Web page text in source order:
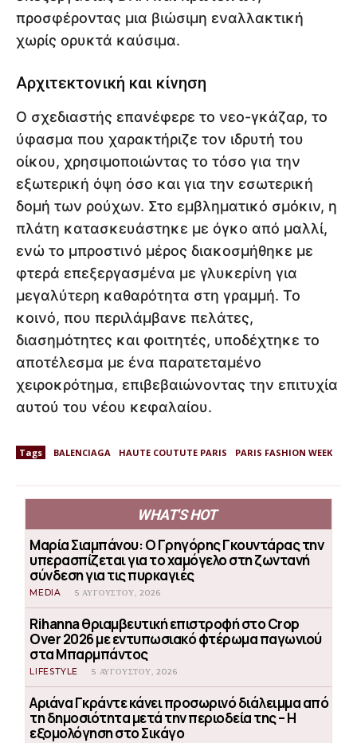
προσφέροντας μια βιώσιμη εναλλακτική
χωρίς ορυκτά καύσιμα.
Αρχιτεκτονική και κίνηση
Ο σχεδιαστής επανέφερε το νεο-γκάζαρ, το
ύφασμα που χαρακτήριζε τον ιδρυτή του
οίκου, χρησιμοποιώντας το τόσο για την
εξωτερική όψη όσο και για την εσωτερική
δομή των ρούχων. Στο εμβληματικό σμόκιν, η
πλάτη κατασκευάστηκε με όγκο από μαλλί,
ενώ το μπροστινό μέρος διακοσμήθηκε με
φτερά επεξεργασμένα με γλυκερίνη για
μεγαλύτερη καθαρότητα στη γραμμή. Το
κοινό, που περιλάμβανε πελάτες,
διασημότητες και φοιτητές, υποδέχτηκε το
αποτέλεσμα με ένα παρατεταμένο
χειροκρότημα, επιβεβαιώνοντας την επιτυχία
αυτού του νέου κεφαλαίου.
Tags BALENCIAGA HAUTE COUTUTE PARIS PARIS FASHION WEEK
WHAT'S HOT
Μαρία Σιαμπάνου: Ο Γρηγόρης Γκουντάρας την
υπερασπίζεται για το χαμόγελο στη ζωντανή
σύνδεση για τις πυρκαγιές
MEDIA 5 ΑΥΓΟΎΣΤΟΥ, 2026
Rihanna θριαμβευτική επιστροφή στο Crop
Over 2026 με εντυπωσιακό φτέρωμα παγωνιού
στα Μπαρμπάντος
LIFESTYLE 5 ΑΥΓΟΎΣΤΟΥ, 2026
Αριάνα Γκράντε κάνει προσωρινό διάλειμμα από
τη δημοσιότητα μετά την περιοδεία της – Η
εξομολόγηση στο Σικάγο